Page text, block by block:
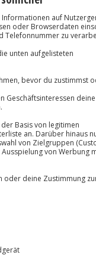
Große
Über 9.000
Volle
Maximale